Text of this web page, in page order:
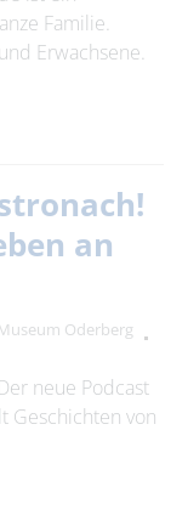
Familie.
Erwachsene.
an
Oderberg
neue Podcast
Geschichten von